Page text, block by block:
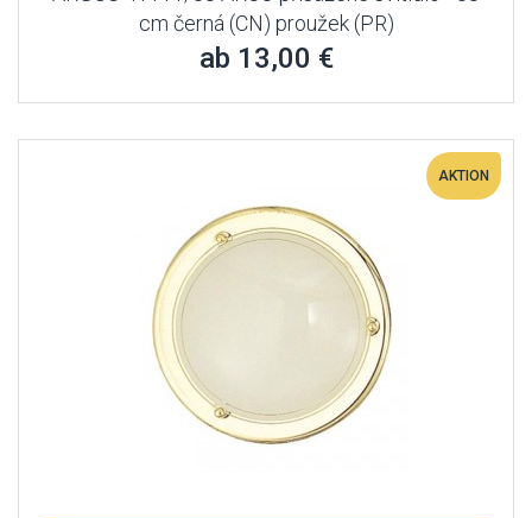
cm černá (CN) proužek (PR)
ab 13,00 €
AKTION